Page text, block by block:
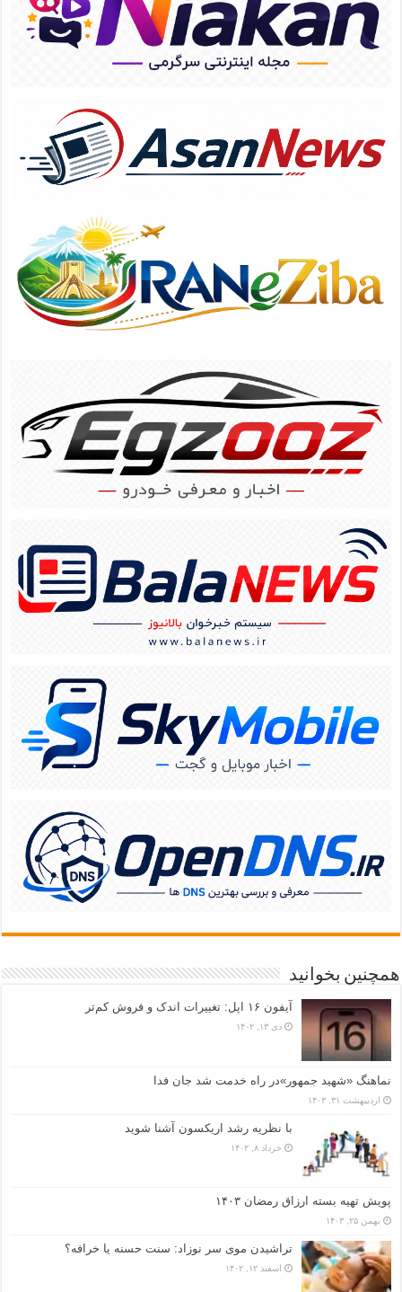
همچنین بخوانید
آیفون ۱۶ اپل: تغییرات اندک و فروش کم‌تر
دی ۱۳, ۱۴۰۲
نماهنگ «شهید جمهور»در راه خدمت شد جان فدا
اردیبهشت ۳۱, ۱۴۰۳
با نظریه رشد اریکسون آشنا شوید
خرداد ۸, ۱۴۰۲
پویش تهیه بسته ارزاق رمضان ۱۴۰۳
بهمن ۲۵, ۱۴۰۳
تراشیدن موی سر نوزاد: سنت حسنه یا خرافه؟
اسفند ۱۲, ۱۴۰۲